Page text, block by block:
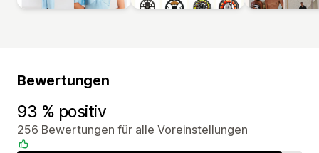
Bewertungen
93 % positiv
256 Bewertungen für alle Voreinstellungen